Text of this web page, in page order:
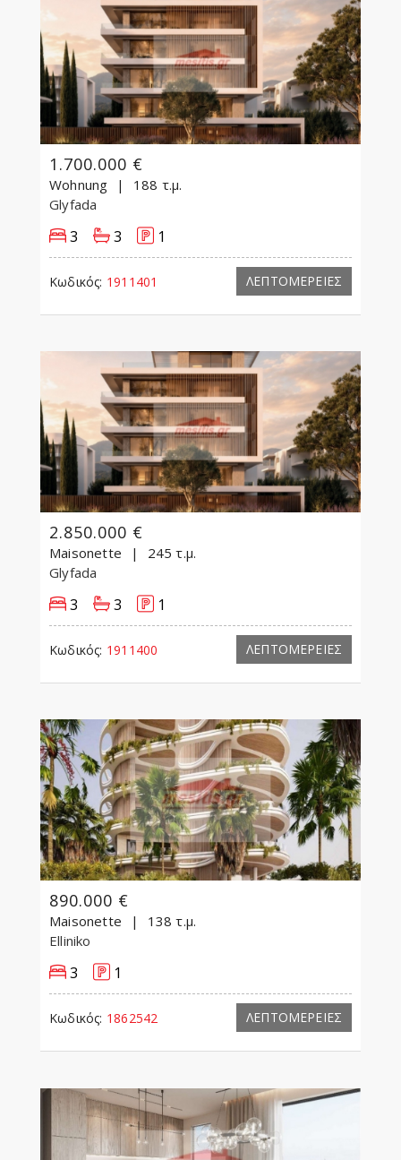
1.700.000 €
Wohnung
188 τ.μ.
Glyfada
3 3 1
Κωδικός: 1911401 ΛΕΠΤΟΜΕΡΕΙΕΣ
2.850.000 €
Maisonette
245 τ.μ.
Glyfada
3 3 1
Κωδικός: 1911400 ΛΕΠΤΟΜΕΡΕΙΕΣ
890.000 €
Maisonette
138 τ.μ.
Elliniko
3 1
Κωδικός: 1862542 ΛΕΠΤΟΜΕΡΕΙΕΣ